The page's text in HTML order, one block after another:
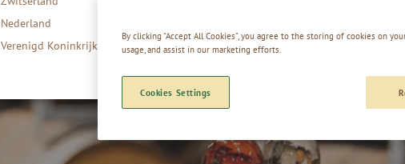
By clicking “Accept All Cookies”, you agree to the storing of cookies on
usage, and assist in our marketing efforts.
Cookies Settings
Nederland
Verenigd Koninkrijk